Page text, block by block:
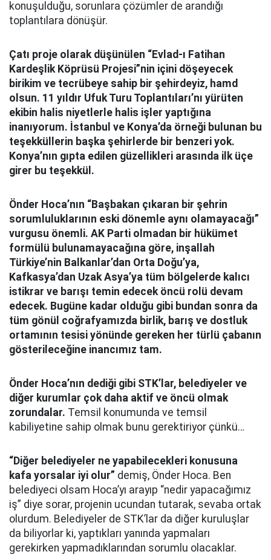
konuşulduğu, sorunlara çözümler de arandığı
toplantılara dönüşür.
Çatı proje olarak düşünülen “Evlad-ı Fatihan
Kardeşlik Köprüsü Projesi”nin içini döşeyecek
birikim ve tecrübeye sahip bir şehirdeyiz, hamd
olsun. 11 yıldır Ufuk Turu Toplantıları’nı yürüten
ekibin halis niyetlerle halis işler yaptığına
inanıyorum. İstanbul ve Konya’da örneği bulunan bu
teşekküllerin başka şehirlerde bir benzeri yok.
Konya’nın gıpta edilen güzellikleri arasında ilk üçe
girer bu teşekkül.
Önder Hoca’nın “Başbakan çıkaran bir şehrin
sorumluluklarının eski dönemle aynı olamayacağı”
vurgusu önemli. AK Parti olmadan bir hükümet
formülü bulunamayacağına göre, inşallah
Türkiye’nin Balkanlar’dan Orta Doğu’ya,
Kafkasya’dan Uzak Asya’ya tüm bölgelerde kalıcı
istikrar ve barışı temin edecek öncü rolü devam
edecek. Bugüne kadar olduğu gibi bundan sonra da
tüm gönül coğrafyamızda birlik, barış ve dostluk
ortamının tesisi yönünde gereken her türlü çabanın
gösterileceğine inancımız tam.
Önder Hoca’nın dediği gibi STK’lar, belediyeler ve
diğer kurumlar çok daha aktif ve öncü olmak
zorundalar. Temsil konumunda ve temsil
kabiliyetine sahip olmak bunu gerektiriyor çünkü…
“Diğer belediyeler ne yapabilecekleri konusuna
kafa yorsalar iyi olur” demiş, Önder Hoca. Ben
belediyeci olsam Hoca’yı arayıp “nedir yapacağımız
iş” diye sorar, projenin ucundan tutarak, sevaba ortak
olurdum. Belediyeler de STK’lar da diğer kuruluşlar
da biliyorlar ki, yaptıkları yanında yapmaları
gerekirken yapmadıklarından sorumlu olacaklar.